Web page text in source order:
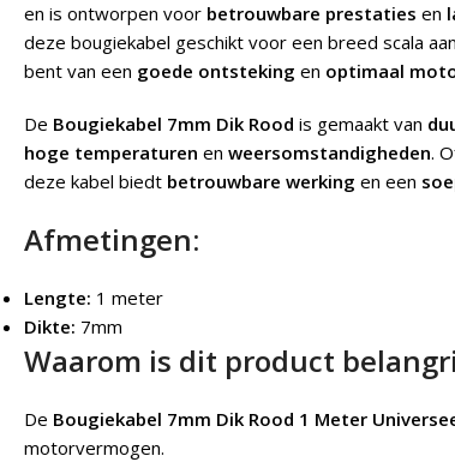
en is ontworpen voor betrouwbare prestaties en
deze bougiekabel geschikt voor een breed scala aan
bent van een goede ontsteking en optimaal
De Bougiekabel 7mm Dik Rood is gemaakt van
hoge temperaturen en weersomstandigheden.
deze kabel biedt betrouwbare werking en een
Afmetingen:
Lengte: 1 meter
Dikte: 7mm
Waarom is dit product
De Bougiekabel 7mm Dik Rood 1 Meter
motorvermogen.